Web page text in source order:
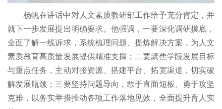
杨帆在讲话中对人文素质教研部工作给予充分肯定，并
就下一步发展提出明确要求。他强调，一要深化调研摸底，
全面了解一线诉求，系统梳理问题、提炼解决方案，为人文
素质教育高质量发展提供精准支撑；二要聚焦学院发展目标
与重点任务，主动对接资源、搭建平台、拓宽渠道，切实破
解发展瓶颈；三要坚持问题导向，敢于直面短板、勇于攻坚
克难，以务实举措推动各项工作落地见效，全面提升育人实